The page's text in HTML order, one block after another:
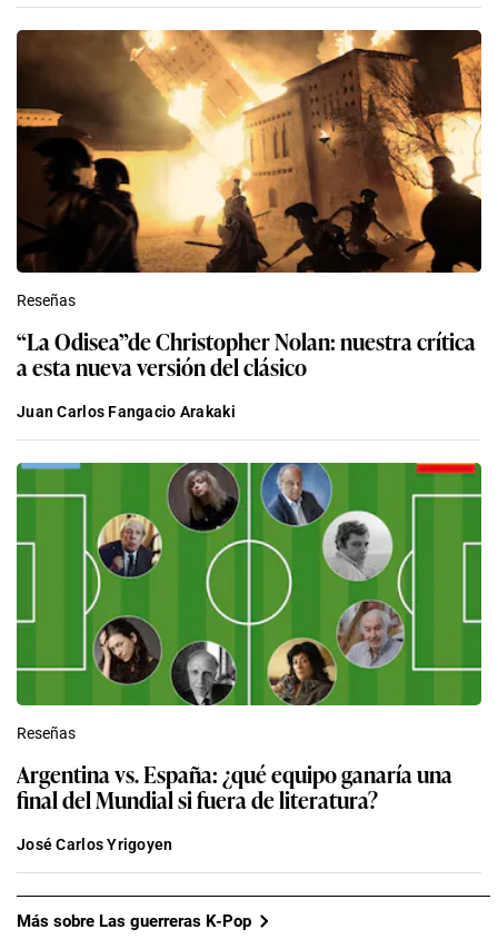
Reseñas
“La Odisea”de Christopher Nolan: nuestra crítica
a esta nueva versión del clásico
Juan Carlos Fangacio Arakaki
Reseñas
Argentina vs. España: ¿qué equipo ganaría una
final del Mundial si fuera de literatura?
José Carlos Yrigoyen
Más sobre Las guerreras K-Pop